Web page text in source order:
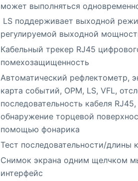
может выполняться
LS поддерживает выходной
регулируемой выходной
Кабельный трекер RJ45
помехозащищенность
Автоматический рефлектометр,
карта событий, OPM, LS, VFL,
последовательность кабеля
обнаружение торцевой
помощью фонарика
Тест последовательности/длины
Снимок экрана одним щелчком
интерфейс